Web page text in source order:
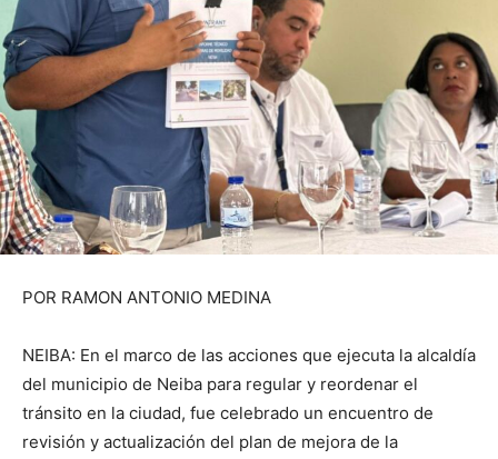
POR RAMON ANTONIO MEDINA
NEIBA: En el marco de las acciones que ejecuta la alcaldía
del municipio de Neiba para regular y reordenar el
tránsito en la ciudad, fue celebrado un encuentro de
revisión y actualización del plan de mejora de la